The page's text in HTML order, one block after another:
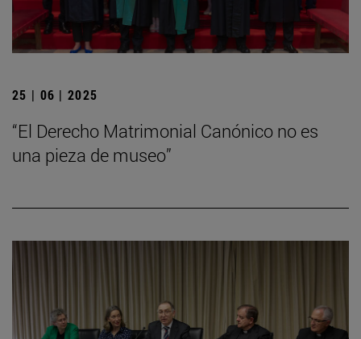
25 | 06 | 2025
“El Derecho Matrimonial Canónico no es
una pieza de museo”